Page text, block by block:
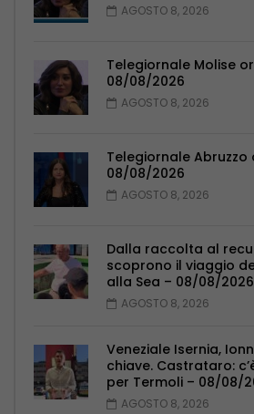
AGOSTO 8, 2026
Telegiornale Molise
08/08/2026
AGOSTO 8, 2026
Telegiornale Abruzzo
08/08/2026
AGOSTO 8, 2026
Dalla raccolta al
scoprono il viaggio
alla Sea – 08/08/2026
AGOSTO 8, 2026
Veneziale Isernia,
chiave. Castrataro:
per Termoli – 08/08/
AGOSTO 8, 2026